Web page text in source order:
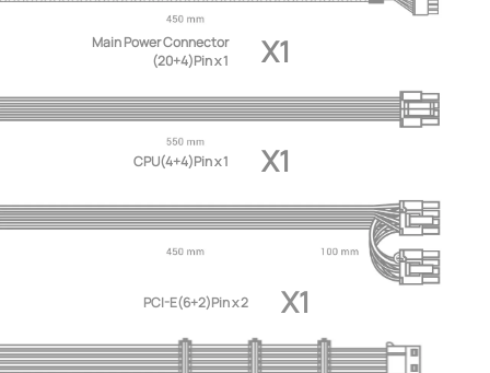
Main Power Connector
(20+4)Pin x 1
X1
CPU(4+4)Pin x 1 X1
PCI-E(6+2)Pin x 2 X1